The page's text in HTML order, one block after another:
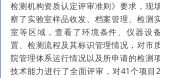
检测机构资质认定评审准则》要求，现场观
察了实验室样品收发、档案管理、检测实验
室等区域，查看了环境条件、仪器设备配
置、检测流程及其标识管理情况，对市质检
院管理体系运行情况以及所申请的检测项目
技术能力进行了全面评审，对41个项目215